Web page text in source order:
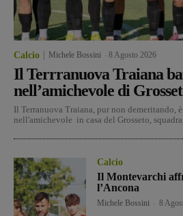
Calcio Michele Bossini 8 Agosto 2026
Il Terrranuova Traiana
nell’amichevole di
Il Terranuova Traiana, pur non demeritando,
nell'amichevole in casa del Grosseto, squadra
Calcio
Il Montevarchi
l’Ancona
Michele Bossini 8